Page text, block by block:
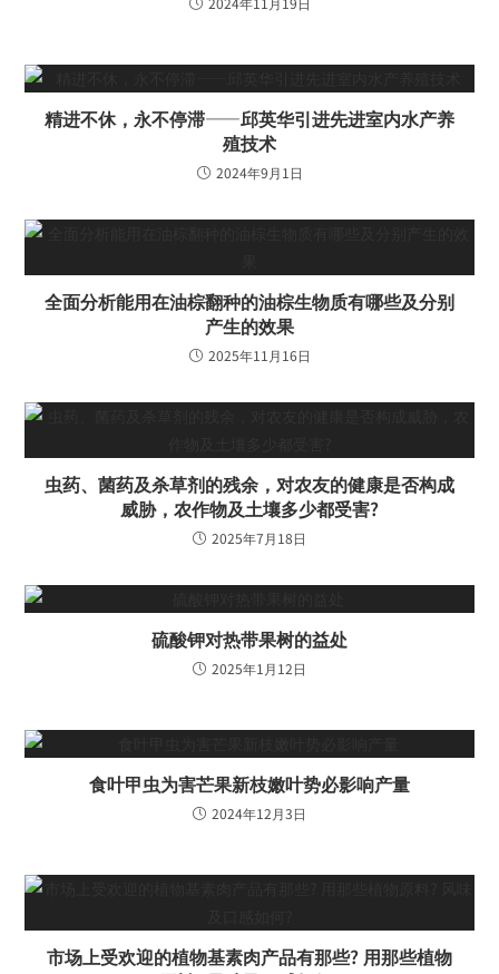
精进不休，永不停滞——邱英华引进先进室内水产养
殖技术
2024年9月1日
全面分析能用在油棕翻种的油棕生物质有哪些及分别
产生的效果
2025年11月16日
虫药、菌药及杀草剂的残余，对农友的健康是否构成
威胁，农作物及土壤多少都受害?
2025年7月18日
硫酸钾对热带果树的益处
2025年1月12日
食叶甲虫为害芒果新枝嫩叶势必影响产量
2024年12月3日
市场上受欢迎的植物基素肉产品有那些? 用那些植物